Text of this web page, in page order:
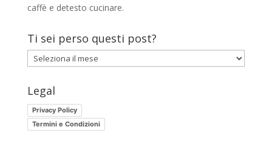
caffè e detesto cucinare.
Ti sei perso questi post?
sei
perso
questi
post?
Legal
Privacy Policy
Termini e Condizioni